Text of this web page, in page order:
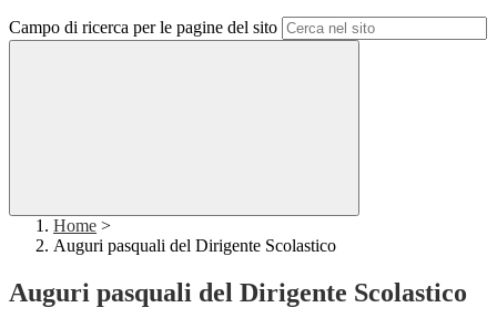
Campo di ricerca per le pagine del sito
Home >
Auguri pasquali del Dirigente Scolastico
Auguri pasquali del Dirigente Scolastico